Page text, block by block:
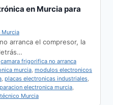
en Murcia para
Murcia
arranca el compresor, la
camara frigorifica no arranca
murcia, modulos electronicos
, placas electronicas industriales,
electronica murcia,
Murcia